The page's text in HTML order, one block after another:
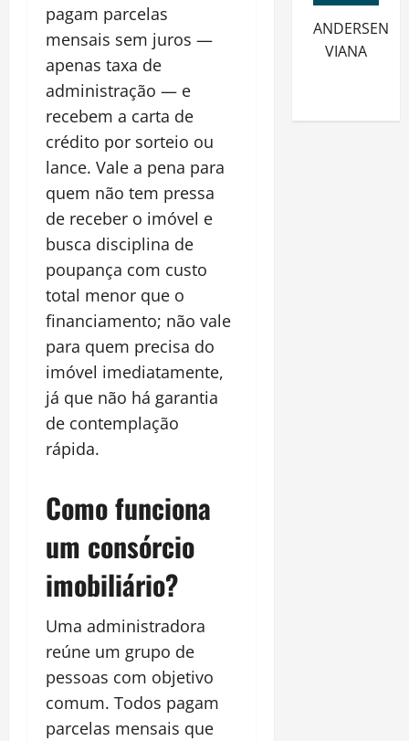
pagam parcelas
mensais sem juros —
apenas taxa de
administração — e
recebem a carta de
crédito por sorteio ou
lance. Vale a pena para
quem não tem pressa
de receber o imóvel e
busca disciplina de
poupança com custo
total menor que o
financiamento; não vale
para quem precisa do
imóvel imediatamente,
já que não há garantia
de contemplação
rápida.
Como funciona
um consórcio
imobiliário?
Uma administradora
reúne um grupo de
pessoas com objetivo
comum. Todos pagam
parcelas mensais que
ANDERSEN
VIANA